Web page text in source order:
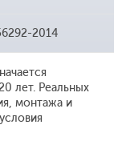
2014
лет. Реальных
монтажа и